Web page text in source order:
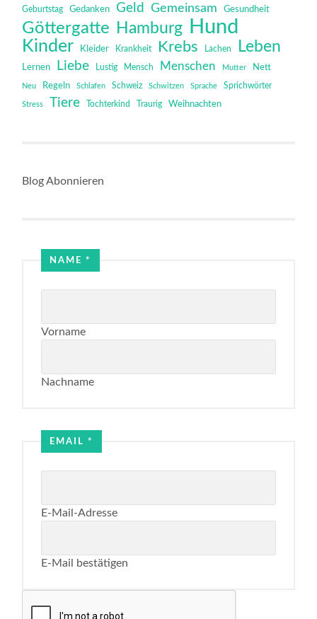
Geburtstag Gedanken Geld Gemeinsam Gesundheit
Göttergatte Hamburg Hund
Kinder Kleider Krankheit Krebs Lachen Leben
Lernen Liebe Lustig Mensch Menschen Mutter Nett
Neu Regeln Schlafen Schweiz Schwitzen Sprache Sprichwörter
Stress Tiere Tochterkind Traurig Weihnachten
Blog Abonnieren
Name
Email
NAME*
Vorname
Nachname
EMAIL*
E-Mail-Adresse
E-Mail bestätigen